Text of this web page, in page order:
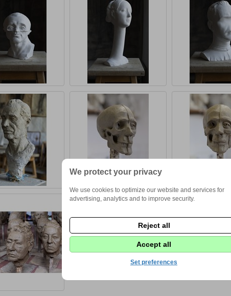
We protect your privacy
We use cookies to optimize our website and services for
advertising, analytics and to improve security.
Reject all
Accept all
Set preferences